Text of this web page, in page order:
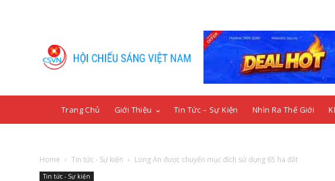
Trang Chủ Giới Thiệu Tin Tức – Sự Kiện Nhìn Ra Thế Giới
Home Tin tức - Sự kiện Long An được chuyển mục đích sử dụng 65 ha đất
Tin tức - Sự kiện